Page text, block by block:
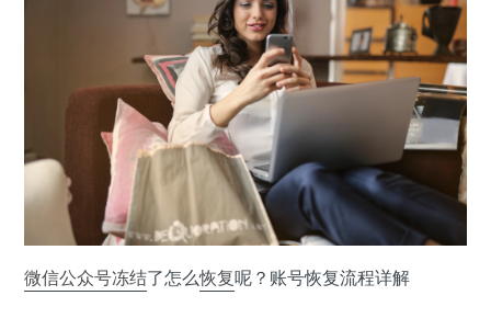
微信公众号冻结了怎么恢复呢？账号恢复流程详解